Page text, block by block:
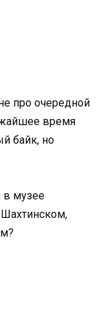
про очередной
время
байк, но
в музее